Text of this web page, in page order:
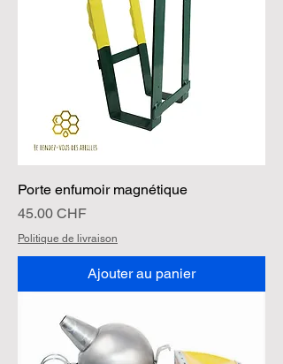
Porte enfumoir magnétique
Prix
45.00 CHF
Politique de livraison
Ajouter au panier